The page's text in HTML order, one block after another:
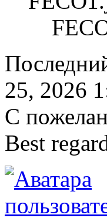
25, 2026
С
Best